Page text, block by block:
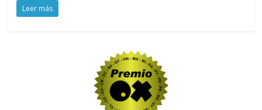
Leer más